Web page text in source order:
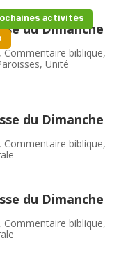
activités
du Dimanche
Commentaire biblique,
, Unité
du Dimanche
, Commentaire biblique,
du Dimanche
, Commentaire biblique,